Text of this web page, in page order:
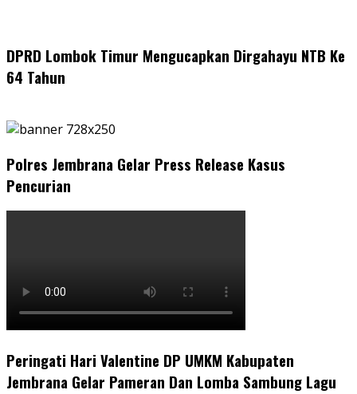
DPRD Lombok Timur Mengucapkan Dirgahayu NTB Ke
64 Tahun
Polres Jembrana Gelar Press Release Kasus
Pencurian
Peringati Hari Valentine DP UMKM Kabupaten
Jembrana Gelar Pameran Dan Lomba Sambung Lagu